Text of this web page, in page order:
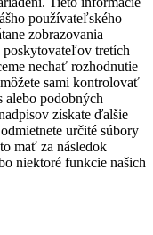
používateľského
zobrazovania
poskytovateľov tretích
nechať rozhodnutie
sami kontrolovať
alebo podobných
získate ďalšie
určité súbory
mať za následok
niektoré funkcie našich